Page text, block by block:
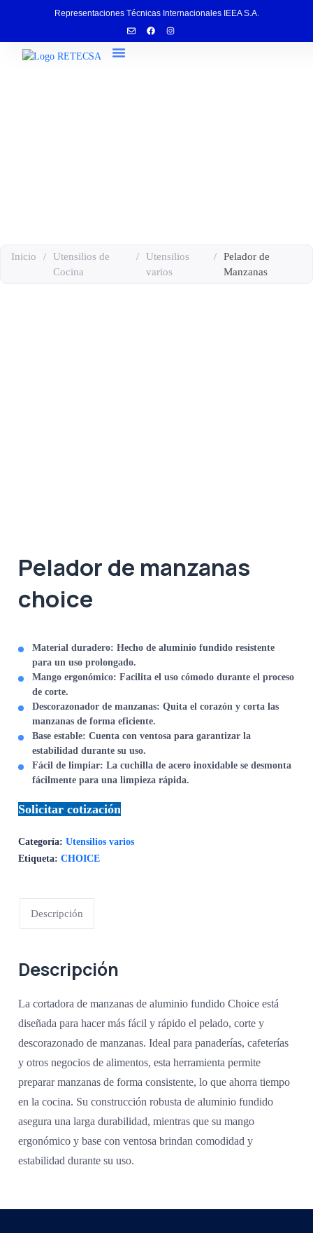
Representaciones Técnicas Internacionales IEEA S.A.
Inicio /
Utensilios de
Cocina
/
Utensilios
varios
/
Pelador de
Manzanas
Pelador de manzanas
choice
Material duradero: Hecho de aluminio fundido resistente
para un uso prolongado.
Mango ergonómico: Facilita el uso cómodo durante el proceso
de corte.
Descorazonador de manzanas: Quita el corazón y corta las
manzanas de forma eficiente.
Base estable: Cuenta con ventosa para garantizar la
estabilidad durante su uso.
Fácil de limpiar: La cuchilla de acero inoxidable se desmonta
fácilmente para una limpieza rápida.
Solicitar cotización
Categoría:Utensilios varios
Etiqueta:CHOICE
Descripción
Descripción
La cortadora de manzanas de aluminio fundido Choice está
diseñada para hacer más fácil y rápido el pelado, corte y
descorazonado de manzanas. Ideal para panaderías, cafeterías
y otros negocios de alimentos, esta herramienta permite
preparar manzanas de forma consistente, lo que ahorra tiempo
en la cocina. Su construcción robusta de aluminio fundido
asegura una larga durabilidad, mientras que su mango
ergonómico y base con ventosa brindan comodidad y
estabilidad durante su uso.